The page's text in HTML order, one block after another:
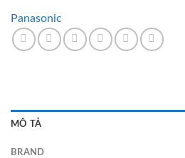
Panasonic
MÔ TẢ
BRAND